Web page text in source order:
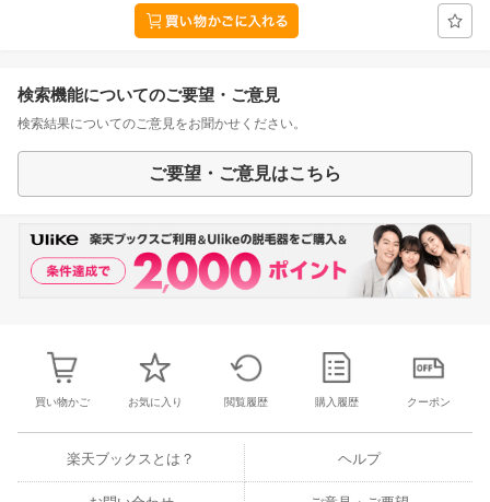
検索機能についてのご要望・ご意見
検索結果についてのご意見をお聞かせください。
ご要望・ご意見はこちら
買い物かご お気に入り 閲覧履歴 購入履歴 クーポン
楽天ブックスとは？ ヘルプ